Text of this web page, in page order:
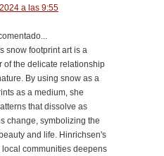
a las 9:55
snow footprint art is a
of the delicate relationship
By using snow as a
as a medium, she
that dissolve as
change, symbolizing the
and life. Hinrichsen's
communities deepens